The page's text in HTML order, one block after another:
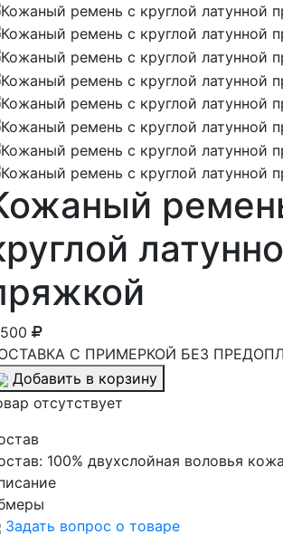
С ПРИМЕРКОЙ БЕЗ
Добавить в корзину
отсутствует
100% двухслойная воловья
Задать вопрос о товаре